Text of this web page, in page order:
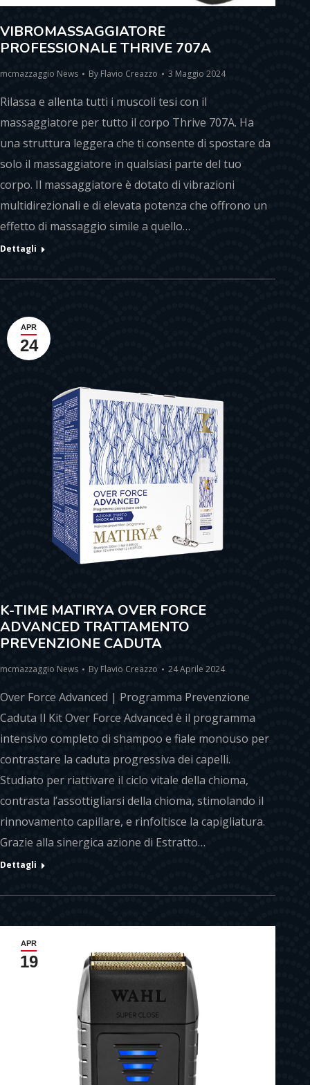
VIBROMASSAGGIATORE
PROFESSIONALE THRIVE 707A
mcmazzaggio News By Flavio Creazzo 3 Maggio 2024
Rilassa e allenta tutti i muscoli tesi con il
massaggiatore per tutto il corpo Thrive 707A. Ha
una struttura leggera che ti consente di spostare da
solo il massaggiatore in qualsiasi parte del tuo
corpo. Il massaggiatore è dotato di vibrazioni
multidirezionali e di elevata potenza che offrono un
effetto di massaggio simile a quello…
Dettagli
APR
24
K-TIME MATIRYA OVER FORCE
ADVANCED TRATTAMENTO
PREVENZIONE CADUTA
mcmazzaggio News By Flavio Creazzo 24 Aprile 2024
Over Force Advanced | Programma Prevenzione
Caduta Il Kit Over Force Advanced è il programma
intensivo completo di shampoo e fiale monouso per
contrastare la caduta progressiva dei capelli.
Studiato per riattivare il ciclo vitale della chioma,
contrasta l’assottigliarsi della chioma, stimolando il
rinnovamento capillare, e rinfoltisce la capigliatura.
Grazie alla sinergica azione di Estratto…
Dettagli
APR
19